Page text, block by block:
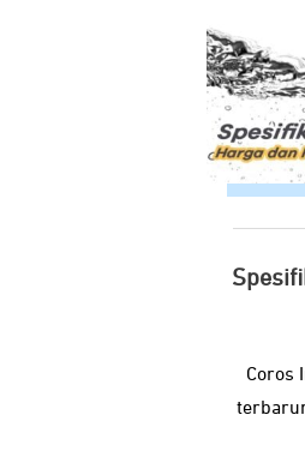
Coros